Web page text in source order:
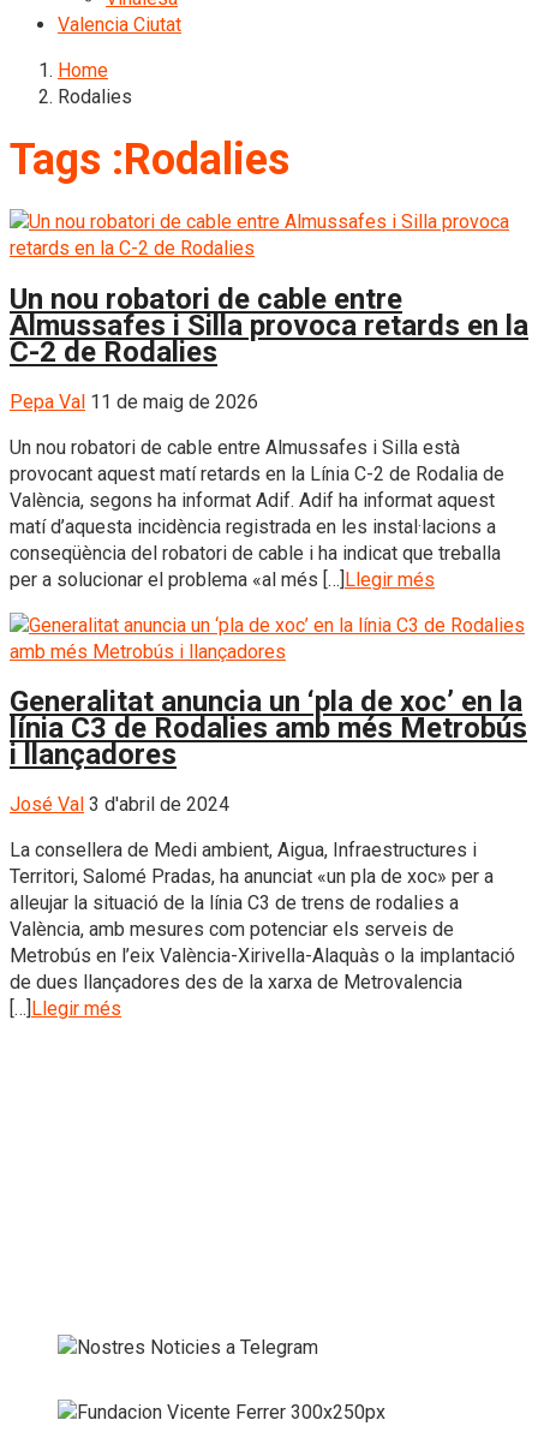
Valencia Ciutat
Home
Rodalies
Tags :Rodalies
Un nou robatori de cable entre
Almussafes i Silla provoca retards en la
C-2 de Rodalies
Pepa Val 11 de maig de 2026
Un nou robatori de cable entre Almussafes i Silla està
provocant aquest matí retards en la Línia C-2 de Rodalia de
València, segons ha informat Adif. Adif ha informat aquest
matí d’aquesta incidència registrada en les instal·lacions a
conseqüència del robatori de cable i ha indicat que treballa
per a solucionar el problema «al més […]Llegir més
Generalitat anuncia un ‘pla de xoc’ en la
línia C3 de Rodalies amb més Metrobús
i llançadores
José Val 3 d'abril de 2024
La consellera de Medi ambient, Aigua, Infraestructures i
Territori, Salomé Pradas, ha anunciat «un pla de xoc» per a
alleujar la situació de la línia C3 de trens de rodalies a
València, amb mesures com potenciar els serveis de
Metrobús en l’eix València-Xirivella-Alaquàs o la implantació
de dues llançadores des de la xarxa de Metrovalencia
[…] Llegir més